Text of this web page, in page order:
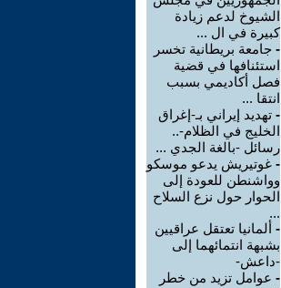
الشيوخ لدعم زيادة
كبيرة في ال ...
- جامعة بريطانية تخسر
استئنافها في قضية
فصل أكاديمي بسبب
انتقا ...
- تهديد إيراني بـ-إغراق
الخليج في الظلام-..
رسائل -بالغة الجدي ...
- غوتيريش يدعو موسكو
وواشنطن للعودة إلى
الحوار حول نزع السلاح
...
- ألمانيا تعتقل عراقيين
بشبهة انتمائهما إلى
-داعش-
- عوامل تزيد من خطر